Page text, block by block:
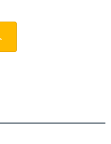
品とご使用プリン